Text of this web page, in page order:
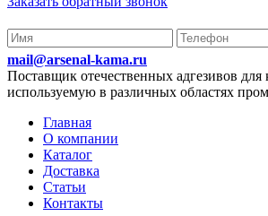
mail@arsenal-kama.ru
Поставщик отечественных адгезивов
используемую в различных областях
Главная
О компании
Каталог
Доставка
Статьи
Контакты